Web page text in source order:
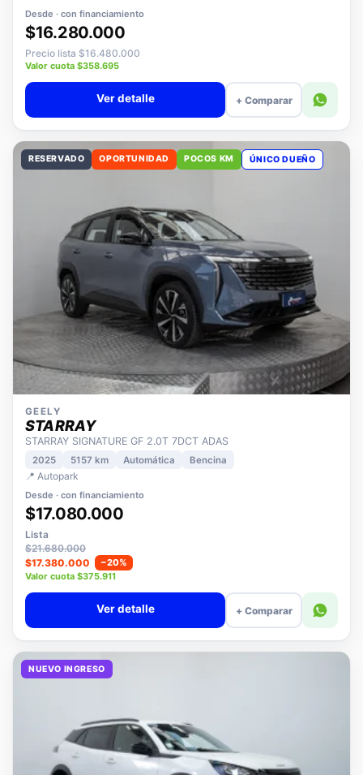
📍 Bilbao
Desde · con financiamiento
$16.280.000
Precio lista $16.480.000
Valor cuota $358.695
+ Comparar
RESERVADO OPORTUNIDAD POCOS KM
GEELY
STARRAY
STARRAY SIGNATURE GF 2.0T 7DCT ADAS
2025 5157 km
📍 Autopark
Desde · con financiamiento
$17.080.000
Lista
$21.680.000
$17.380.000
−20%
Valor cuota $375.911
+ Comparar